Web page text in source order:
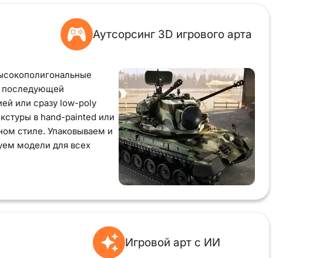
Аутсорсинг 3D игрового арта
последующей
или сразу low-poly
в hand-painted или
стиле. Упаковываем и
модели для всех
Игровой арт с ИИ